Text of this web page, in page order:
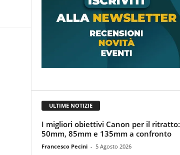
ULTIME NOTIZIE
I migliori obiettivi Canon per il ritratto:
50mm, 85mm e 135mm a confronto
Francesco Pecini - 5 Agosto 2026